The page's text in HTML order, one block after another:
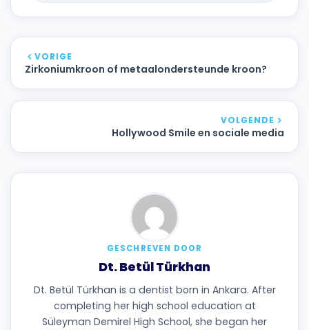
VORIGE
Zirkoniumkroon of metaalondersteunde kroon?
VOLGENDE
Hollywood Smile en sociale media
GESCHREVEN DOOR
Dt. Betül Türkhan
Dt. Betül Türkhan is a dentist born in Ankara. After
completing her high school education at
Süleyman Demirel High School, she began her